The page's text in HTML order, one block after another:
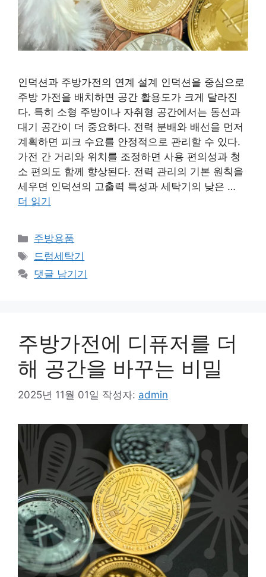
인덕션과 주방가전의 연계 설계 인덕션을 중심으로
주방 가전을 배치하면 공간 활용도가 크게 달라진
다. 특히 소형 주방이나 자취형 공간에서는 동선과
대기 공간이 더 중요하다. 전력 분배와 배선을 먼저
계획하면 피크 수요를 안정적으로 관리할 수 있다.
가전 간 거리와 위치를 조정하면 사용 편의성과 청
소 편의도 함께 향상된다. 전력 관리의 기본 원칙을
세우면 인덕션의 고출력 특성과 세탁기의 낮은 …
더 읽기
카
테
리
주방용품
태
그
드럼세탁기
댓글 남기기
주방가전에 디퓨저를 더
해 공간을 바꾸는 비밀
2025년 11월 01일 작성자: admin